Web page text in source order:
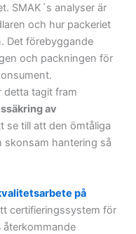
SMAK´s analyser är
och hur packeriet
Det förebyggande
och packningen för
detta tagit fram
av
se till att den ömtåliga
hantering så
på
certifieringssystem för
återkommande